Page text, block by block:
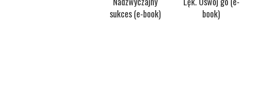
sukces (e-book)
book)